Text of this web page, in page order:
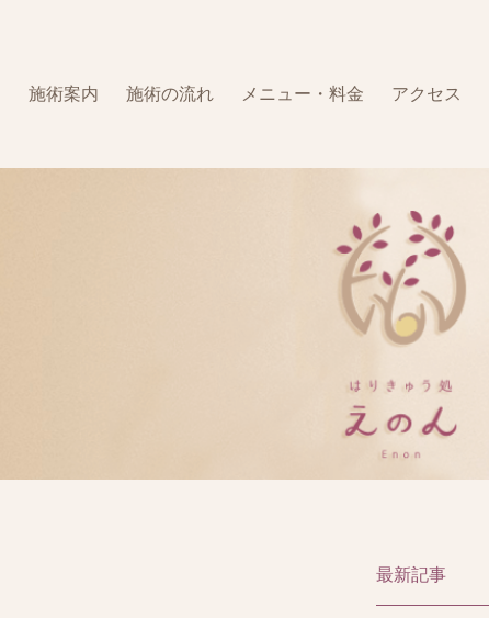
施術案内 施術の流れ メニュー・料金 アクセス
最新記事